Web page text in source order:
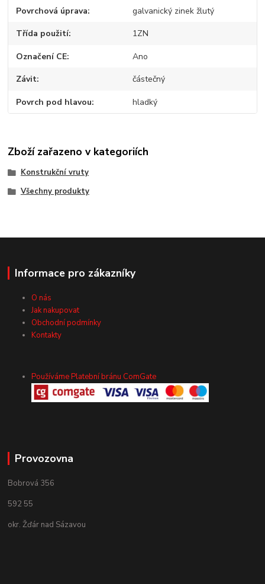
Povrchová úprava galvanický zinek žlutý
Třída použití 1ZN
Označení CE Ano
Závit částečný
Povrch pod hlavou hladký
Zboží zařazeno v kategoriích
Konstrukční vruty
Všechny produkty
Informace pro zákazníky
O nás
Jak nakupovat
Obchodní podmínky
Kontakty
Používáme Platební bránu ComGate
Provozovna
Bobrová 356
592 55
okr. Žďár nad Sázavou